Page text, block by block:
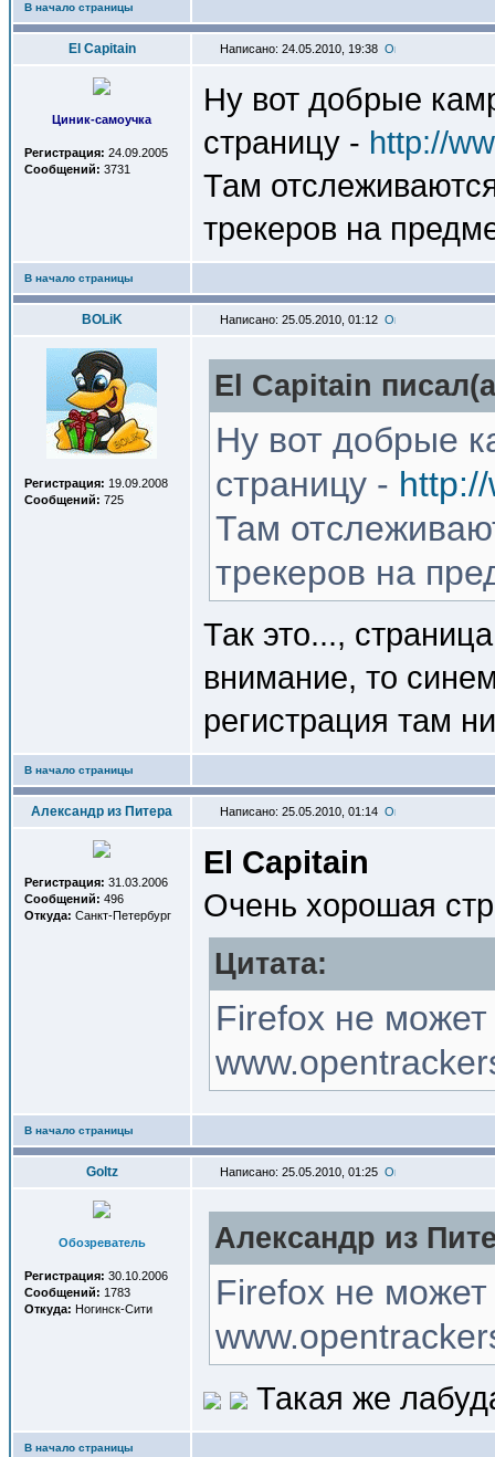
В начало страницы
El Capitain Написано: 24.05.2010, 19:38
Циник-самоучка
Регистрация: 24.09.2005
Сообщений: 3731
Ну вот добрые
страницу - http://
Там
трекеров на
В начало страницы
BOLiK Написано: 25.05.2010, 01:12
Регистрация: 19.09.2008
Сообщений: 725
El Capitain
Ну вот добрые
страницу -
Там
трекеров на
Так это...,
внимание, то
регистрация там
В начало страницы
Александр из Питера Написано: 25.05.2010, 01:14
Регистрация: 31.03.2006
Сообщений: 496
Откуда: Санкт-Петербург
El Capitain
Очень хорошая
Цитата:
Firefox не
В начало страницы
Goltz Написано: 25.05.2010, 01:25
Обозреватель
Регистрация: 30.10.2006
Сообщений: 1783
Откуда: Ногинск-Сити
Александр из
Firefox не
Такая же
В начало страницы